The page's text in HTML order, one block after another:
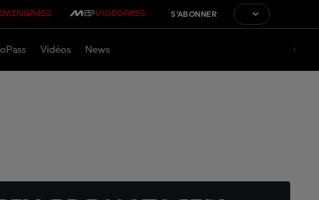
S'ABONNER
Vidéos News